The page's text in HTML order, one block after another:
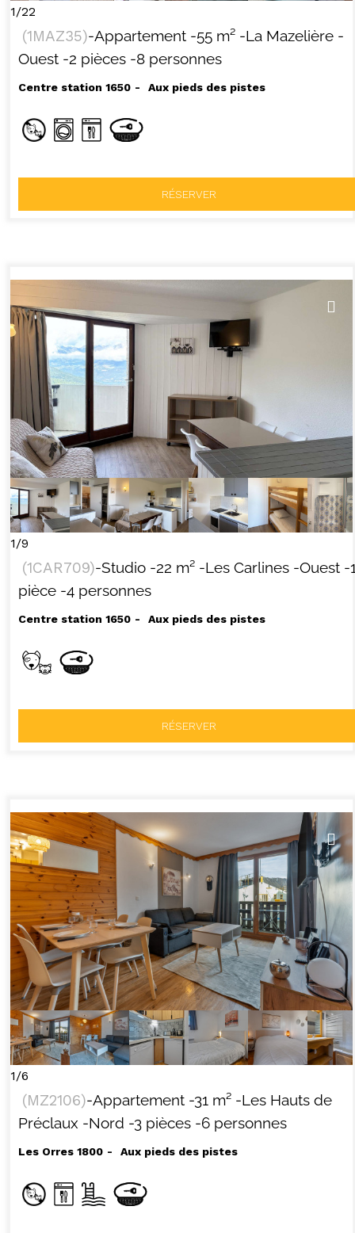
1/22
(1MAZ35)-Appartement -55 m² -La Mazelière -
Ouest -2 pièces -8 personnes
Centre station 1650 Aux pieds des pistes
RÉSERVER
1/9
(1CAR709)-Studio -22 m² -Les Carlines -Ouest -
pièce -4 personnes
Centre station 1650 Aux pieds des pistes
RÉSERVER
1/6
(MZ2106)-Appartement -31 m² -Les Hauts de
Préclaux -Nord -3 pièces -6 personnes
Les Orres 1800 Aux pieds des pistes